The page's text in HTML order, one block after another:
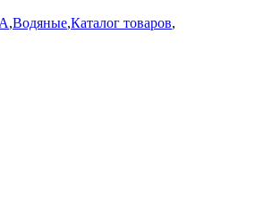
,Водяные,Каталог товаров,